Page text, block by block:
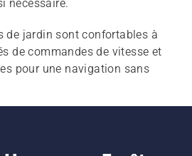
de jardin sont confortables à
de commandes de vitesse et
pour une navigation sans
pour trouver la solution qui